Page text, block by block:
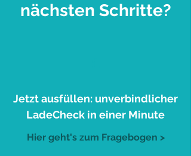
nächsten Schritte?
Jetzt ausfüllen: unverbindlicher
LadeCheck in einer Minute
Hier geht's zum Fragebogen >